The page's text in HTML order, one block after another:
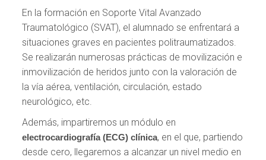
En la formación en Soporte Vital Avanzado
Traumatológico (SVAT), el alumnado se enfrentará a
situaciones graves en pacientes politraumatizados.
Se realizarán numerosas prácticas de movilización e
inmovilización de heridos junto con la valoración de
la vía aérea, ventilación, circulación, estado
neurológico, etc.
Además, impartiremos un módulo en
electrocardiografía (ECG) clínica, en el que, partiendo
desde cero, llegaremos a alcanzar un nivel medio en